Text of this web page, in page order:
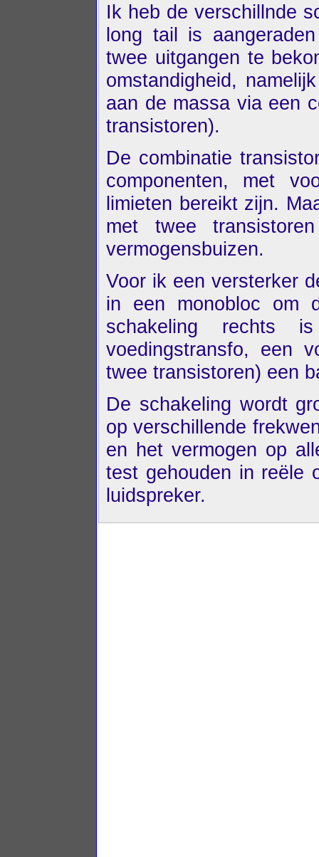
Ik heb de verschillnde
long tail is
twee uitgangen te
omstandigheid,
aan de massa via een
transistoren).
De combinatie
componenten, met
limieten bereikt zijn.
met twee
vermogensbuizen.
Voor ik een versterker
in een monobloc om
schakeling rechts
voedingstransfo, een
twee transistoren) een
De schakeling wordt
op verschillende
en het vermogen op
test gehouden in reële
luidspreker.